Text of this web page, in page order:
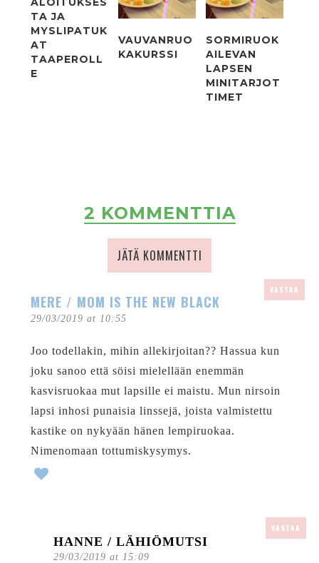
TA JA
MYSLIPATUK
AT
TAAPEROLL
E
VAUVANRUO
KAKURSSI
SORMIRUOK
AILEVAN
LAPSEN
MINITARJOT
TIMET
2 KOMMENTTIA
JÄTÄ KOMMENTTI
MERE / MOM IS THE NEW BLACK
29/03/2019 at 10:55
VASTAA
Joo todellakin, mihin allekirjoitan?? Hassua kun
joku sanoo että söisi mielellään enemmän
kasvisruokaa mut lapsille ei maistu. Mun nirsoin
lapsi inhosi punaisia linssejä, joista valmistettu
kastike on nykyään hänen lempiruokaa.
Nimenomaan tottumiskysymys.
HANNE / LÄHIÖMUTSI
29/03/2019 at 15:09
VASTAA